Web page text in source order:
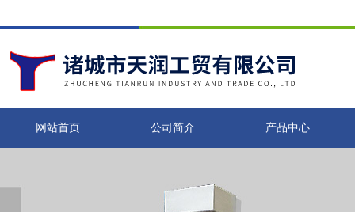
网站首页 公司简介 产品中心